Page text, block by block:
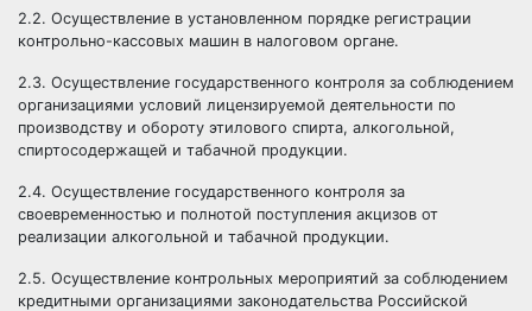
2.2. Осуществление в установленном порядке регистрации
контрольно-кассовых машин в налоговом органе.
2.3. Осуществление государственного контроля за соблюдением
организациями условий лицензируемой деятельности по
производству и обороту этилового спирта, алкогольной,
спиртосодержащей и табачной продукции.
2.4. Осуществление государственного контроля за
своевременностью и полнотой поступления акцизов от
реализации алкогольной и табачной продукции.
2.5. Осуществление контрольных мероприятий за соблюдением
кредитными организациями законодательства Российской